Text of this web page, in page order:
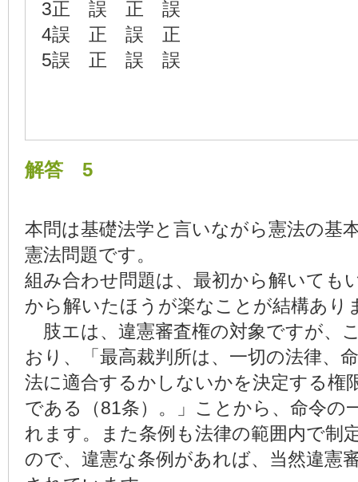
3正 誤 正 誤
4誤 正 誤 正
5誤 正 誤 誤
解答 5
本問は基礎法学と言いながら憲法の基
憲法問題です。
組み合わせ問題は、最初から解いても
から解いたほうが楽なことが結構あり
肢エは、違憲審査権の対象ですが、
おり、「最高裁判所は、一切の法律、
法に適合するかしないかを決定する権
である（81条）。」ことから、命令の
れます。また条例も法律の範囲内で制
ので、違憲な条例があれば、当然違憲